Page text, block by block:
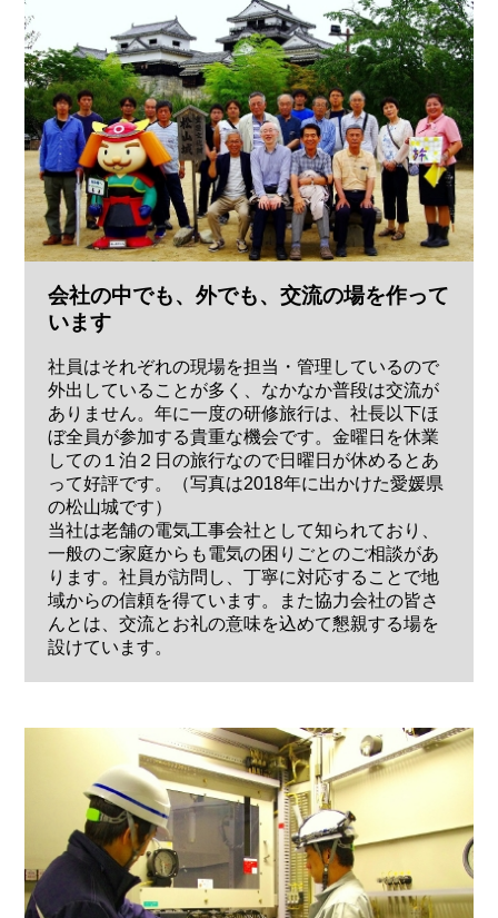
会社の中でも、外でも、交流の場を作って
います
社員はそれぞれの現場を担当・管理しているので
外出していることが多く、なかなか普段は交流が
ありません。年に一度の研修旅行は、社長以下ほ
ぼ全員が参加する貴重な機会です。金曜日を休業
しての１泊２日の旅行なので日曜日が休めるとあ
って好評です。（写真は2018年に出かけた愛媛県
の松山城です）
当社は老舗の電気工事会社として知られており、
一般のご家庭からも電気の困りごとのご相談があ
ります。社員が訪問し、丁寧に対応することで地
域からの信頼を得ています。また協力会社の皆さ
んとは、交流とお礼の意味を込めて懇親する場を
設けています。